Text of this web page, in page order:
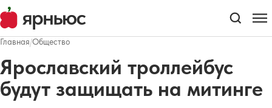
Главная/Общество
Ярославский троллейбус
будут защищать на митинге